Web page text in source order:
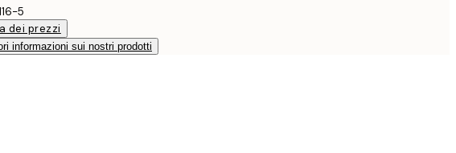
5
dei prezzi
informazioni sui nostri prodotti